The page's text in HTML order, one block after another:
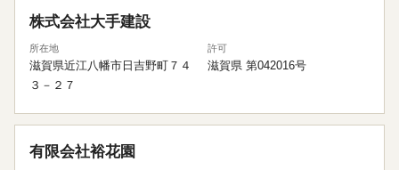
株式会社大手建設
所在地
滋賀県近江八幡市日吉野町７４
３－２７
許可
滋賀県 第042016号
有限会社裕花園